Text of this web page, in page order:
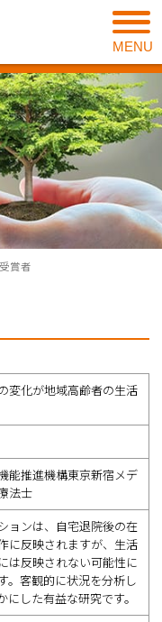
MENU
賞者
変化が地域高齢者の生活
能推進機構東京新宿メデ
法士
ョンは、自宅退院後の在
に反映されますが、生活
は反映されない可能性に
。客観的に状況を分析し
した有益な研究です。